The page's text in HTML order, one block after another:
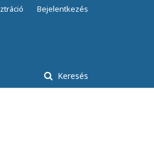
Keresés
Bejelentkezés